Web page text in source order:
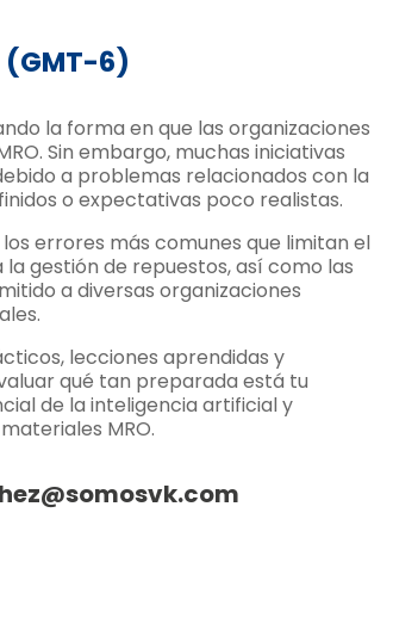
(GMT-6)
la forma en que las organizaciones
Sin embargo, muchas iniciativas
a problemas relacionados con la
o expectativas poco realistas.
errores más comunes que limitan el
gestión de repuestos, así como las
a diversas organizaciones
lecciones aprendidas y
qué tan preparada está tu
de la inteligencia artificial y
MRO.